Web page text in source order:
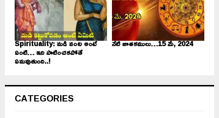
Spirituality: మడి వంట అంటే
ఏంటి… ఇది పాటించకపోతే
ఏమవుతుంది..!
నేటి జాతకములు…15 మే, 2024
CATEGORIES